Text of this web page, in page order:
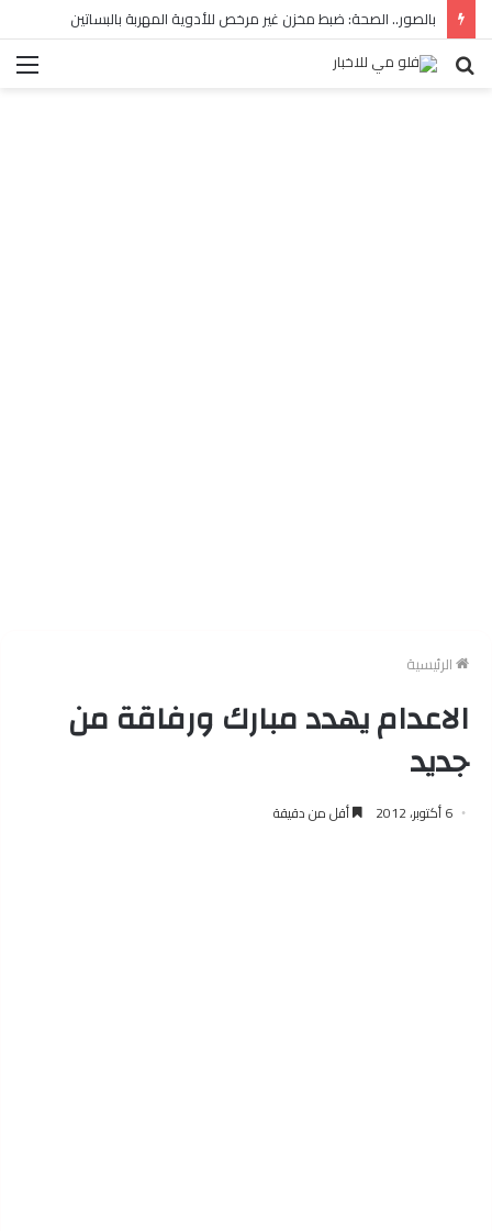
بالصور.. الصحة: ضبط مخزن غير مرخص للأدوية المهربة بالبساتين
بحث
الرئيسية
الاعدام يهدد مبارك ورفاقة من
جديد
6 أكتوبر، 2012 أقل من دقيقة